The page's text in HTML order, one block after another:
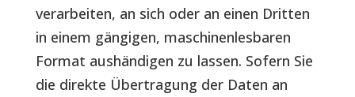
verarbeiten, an sich oder an einen Dritten
in einem gängigen, maschinenlesbaren
Format aushändigen zu lassen. Sofern Sie
die direkte Übertragung der Daten an